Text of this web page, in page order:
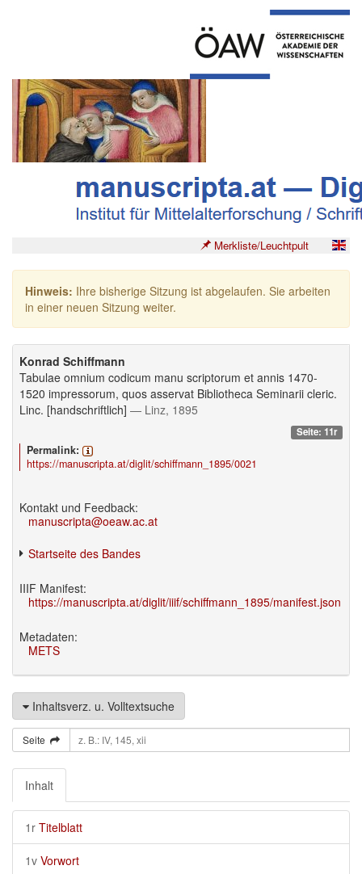
Merkliste/Leuchtpult
Hinweis: Ihre bisherige Sitzung ist abgelaufen. Sie arbeiten
in einer neuen Sitzung weiter.
Konrad Schiffmann
Tabulae omnium codicum manu scriptorum et annis 1470-
1520 impressorum, quos asservat Bibliotheca Seminarii cleric.
Linc. [handschriftlich] — Linz, 1895
Seite: 11r
Permalink:
https://manuscripta.at/diglit/schiffmann_1895/0021
Kontakt und Feedback:
manuscripta@oeaw.ac.at
Startseite des Bandes
IIIF Manifest:
https://manuscripta.at/diglit/iiif/schiffmann_1895/manifest.json
Metadaten:
METS
Inhaltsverz. u. Volltextsuche
Seite
Inhalt
1r Titelblatt
1v Vorwort